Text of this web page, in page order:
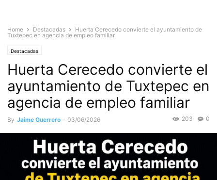
Home Destacadas
Huerta Cerecedo convierte el ayuntamiento de
Tuxtepec en agencia de empleo familiar
Destacadas
Huerta Cerecedo convierte el
ayuntamiento de Tuxtepec en
agencia de empleo familiar
By Jaime Guerrero - 03/06/2026 0
203